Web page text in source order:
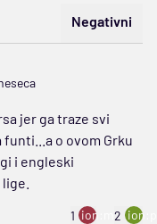
Negativni
jer ga traze svi
o ovom Grku
i engleski
1 ion:minus
2